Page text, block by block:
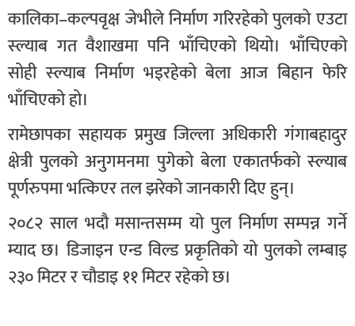
कालिका–कल्पवृक्ष जेभीले निर्माण गरिरहेको पुलको एउटा
स्ल्याब गत वैशाखमा पनि भाँचिएको थियो। भाँचिएको
सोही स्ल्याब निर्माण भइरहेको बेला आज बिहान फेरि
भाँचिएको हो।
रामेछापका सहायक प्रमुख जिल्ला अधिकारी गंगाबहादुर
क्षेत्री पुलको अनुगमनमा पुगेको बेला एकातर्फको स्ल्याब
पूर्णरुपमा भत्किएर तल झरेको जानकारी दिए हुन्।
२०८२ साल भदौ मसान्तसम्म यो पुल निर्माण सम्पन्न गर्ने
म्याद छ। डिजाइन एन्ड विल्ड प्रकृतिको यो पुलको लम्बाइ
२३० मिटर र चौडाइ ११ मिटर रहेको छ।